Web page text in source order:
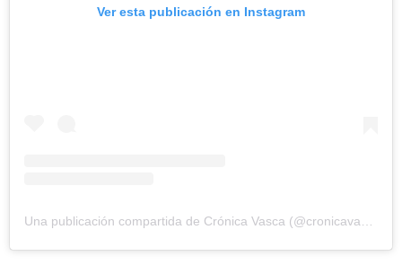
Ver esta publicación en Instagram
Una publicación compartida de Crónica Vasca (@cronicavasca)